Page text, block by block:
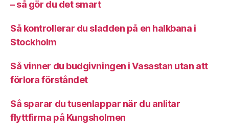
– så gör du det smart
Så kontrollerar du sladden på en halkbana i
Stockholm
Så vinner du budgivningen i Vasastan utan att
förlora förståndet
Så sparar du tusenlappar när du anlitar
flyttfirma på Kungsholmen